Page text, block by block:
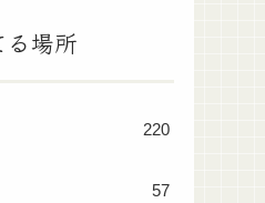
る場所
220
57